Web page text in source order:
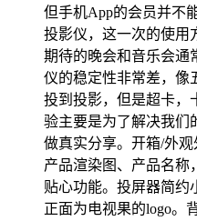
但手机App的会员并不
投影仪，这一次的使用
期待的晚会和音乐会通
仪的稳定性非常差，像
投到投影，但是超卡，
验主要是为了解决我们
做真实分享。开箱/外观
产品渲染图、产品名称
贴心功能。投屏器简约
正面为电视果的logo。